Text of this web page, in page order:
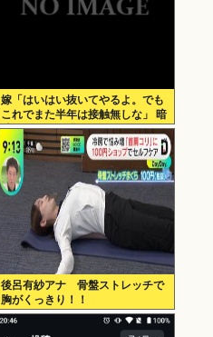
嫁「はいはい抜いてやるよ。でも
これでまた半年は接触無しな」 暗
黙のこれツラ過ぎるだろ
後呂有紗アナ 骨盤ストレッチで
胸がくっきり！！